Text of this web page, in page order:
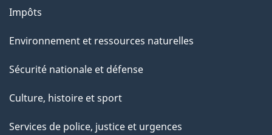
Impôts
Environnement et ressources naturelles
Sécurité nationale et défense
Culture, histoire et sport
Services de police, justice et urgences